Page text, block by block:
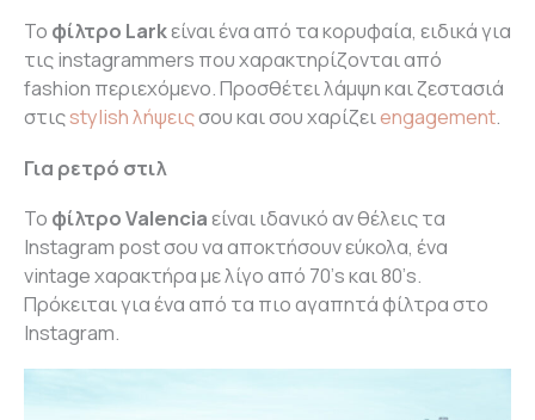
Το φίλτρο Larkείναι ένα από τα κορυφαία, ειδικά για
τις instagrammers που χαρακτηρίζονται από
fashion περιεχόμενο. Προσθέτει λάμψη και ζεστασιά
στιςstylish λήψειςσου και σου χαρίζειengagement.
Για ρετρό στιλ
Το φίλτρο Valenciaείναι ιδανικό αν θέλεις τα
Instagram post σου να αποκτήσουν εύκολα, ένα
vintage χαρακτήρα με λίγο από 70’s και 80’s.
Πρόκειται για ένα από τα πιο αγαπητά φίλτρα στο
Instagram.